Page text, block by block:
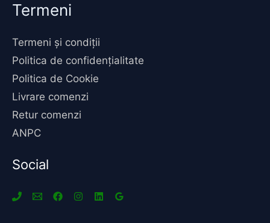
Termeni
Termeni și condiții
Politica de confidențialitate
Politica de Cookie
Livrare comenzi
Retur comenzi
ANPC
Social